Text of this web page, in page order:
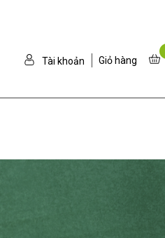
Tài khoản Giỏ hàng